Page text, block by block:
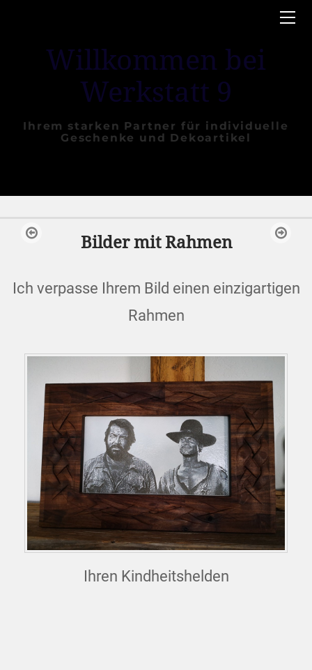
Willkommen bei
Werkstatt 9
Ihrem starken Partner für individuelle
Geschenke und Dekoartikel
Bilder mit Rahmen
Ich verpasse Ihrem Bild einen einzigartigen
Rahmen
Ihren Kindheitshelden
KONTAKT